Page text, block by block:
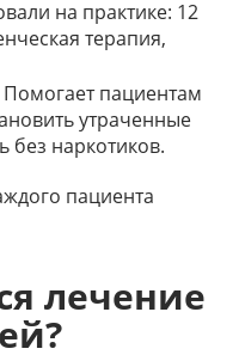
на практике: 12
терапия,
Помогает пациентам
утраченные
без наркотиков.
пациента
лечение